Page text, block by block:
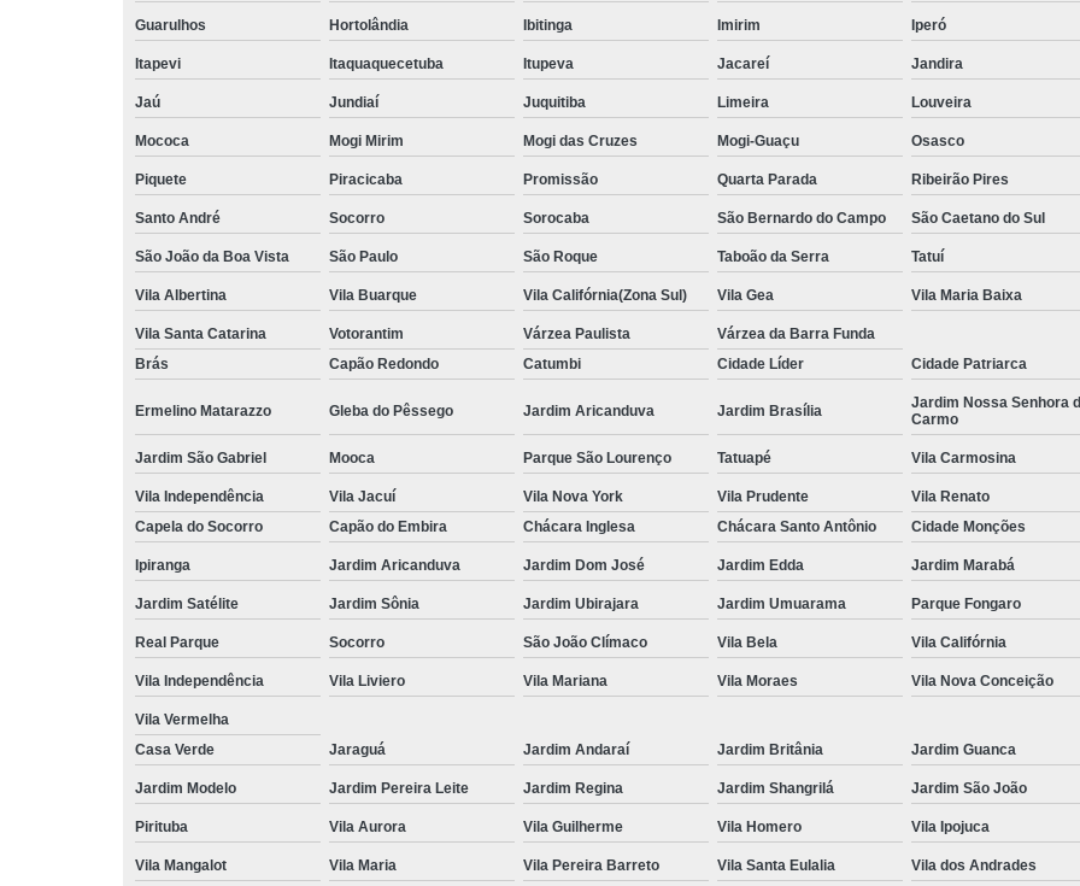
Locação de Toalha de Banho Industrial
Aluguel de Toalha Branca Manicure
Aluguel de Toalha para Manicure
Locação de Toalha de Manicure Branca
Locação de Toalha para Manicure
Locação de Toalha para Pedicure
Locação de Toalhas de
Locação de Toalhas de Manicure São
Locação de Toalha Branca de Rosto
Locação de Toalha de Rosto
Locação de Toalha de Rosto e Banho
Locação de Toalha de Rosto para Salão
Locação de Toalha de Rosto São
Locação de Toalha Rosto Branca
Aluguel de Toalha Industrial Virgem
Locação de Toalha Industrial Relavada
Locação de Toalha para Salão de Beleza
Manta Absorvente Azul
Manta Absorvente
Manta Absorvente Industrial
Guarulhos Hortolândia Ibitinga Imirim Iperó
Itapevi Itaquaquecetuba Itupeva Jacareí Jandira
Jaú Jundiaí Juquitiba Limeira Louveira
Mococa Mogi Mirim Mogi das Cruzes Mogi-Guaçu Osasco
Piquete Piracicaba Promissão Quarta Parada Ribeirão Pires
Santo André Socorro Sorocaba São Bernardo do Campo São Caetano do Sul
São João da Boa Vista São Paulo São Roque Taboão da Serra Tatuí
Vila Albertina Vila Buarque Vila Califórnia(Zona Sul) Vila Gea Vila Maria Baixa
Vila Santa Catarina Votorantim Várzea Paulista
Várzea da Barra Funda
Brás
Capão Redondo Catumbi Cidade Líder Cidade Patriarca
Ermelino Matarazzo Gleba do Pêssego Jardim Aricanduva Jardim Brasília
Jardim Nossa Senhora
Carmo
Jardim São Gabriel Mooca Parque São Lourenço Tatuapé Vila Carmosina
Vila Independência Vila Jacuí Vila Nova York Vila Prudente Vila Renato
Capela do Socorro
Capão do Embira Chácara Inglesa Chácara Santo Antônio Cidade Monções
Ipiranga Jardim Aricanduva Jardim Dom José Jardim Edda Jardim Marabá
Jardim Satélite Jardim Sônia Jardim Ubirajara Jardim Umuarama Parque Fongaro
Real Parque Socorro São João Clímaco Vila Bela Vila Califórnia
Vila Independência Vila Liviero Vila Mariana Vila Moraes Vila Nova Conceição
Vila Vermelha
Casa Verde
Jaraguá Jardim Andaraí Jardim Britânia Jardim Guanca
Jardim Modelo Jardim Pereira Leite Jardim Regina Jardim Shangrilá Jardim São João
Pirituba Vila Aurora Vila Guilherme Vila Homero Vila Ipojuca
Vila Mangalot Vila Maria Vila Pereira Barreto Vila Santa Eulalia Vila dos Andrades